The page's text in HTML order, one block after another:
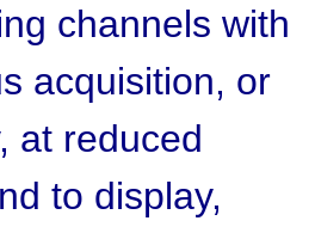
channels with
acquisition, or
at reduced
to display,